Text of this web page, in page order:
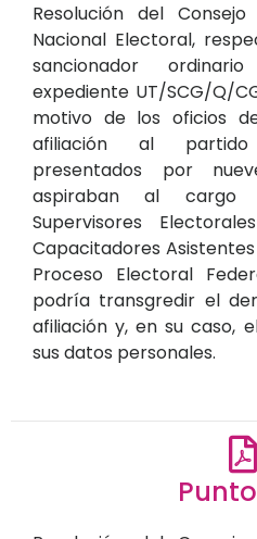
Resolución del
Nacional Electoral,
sancionador
expediente UT/SCG/Q/
motivo de los oficios
afiliación al partido
presentados por
aspiraban al cargo
Supervisores
Capacitadores
Proceso Electoral
podría transgredir el
afiliación y, en su caso,
sus datos personales.
Punto